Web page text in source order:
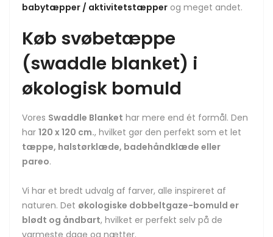
babytæpper / aktivitetstæpper og meget andet.
Køb svøbetæppe
(swaddle blanket) i
økologisk bomuld
Vores Swaddle Blanket har mere end ét formål. Den
har 120 x 120 cm., hvilket gør den perfekt som et let
tæppe, halstørklæde, badehåndklæde eller
pareo.
Vi har et bredt udvalg af farver, alle inspireret af
naturen. Det økologiske dobbeltgaze-bomuld er
blødt og åndbart, hvilket er perfekt selv på de
varmeste dage og nætter.